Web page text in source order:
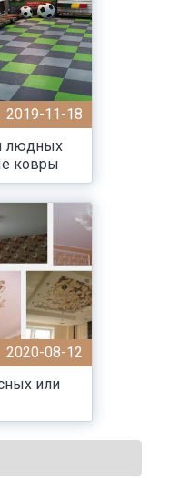
2019-11-18
людных
ковры
2020-08-12
или